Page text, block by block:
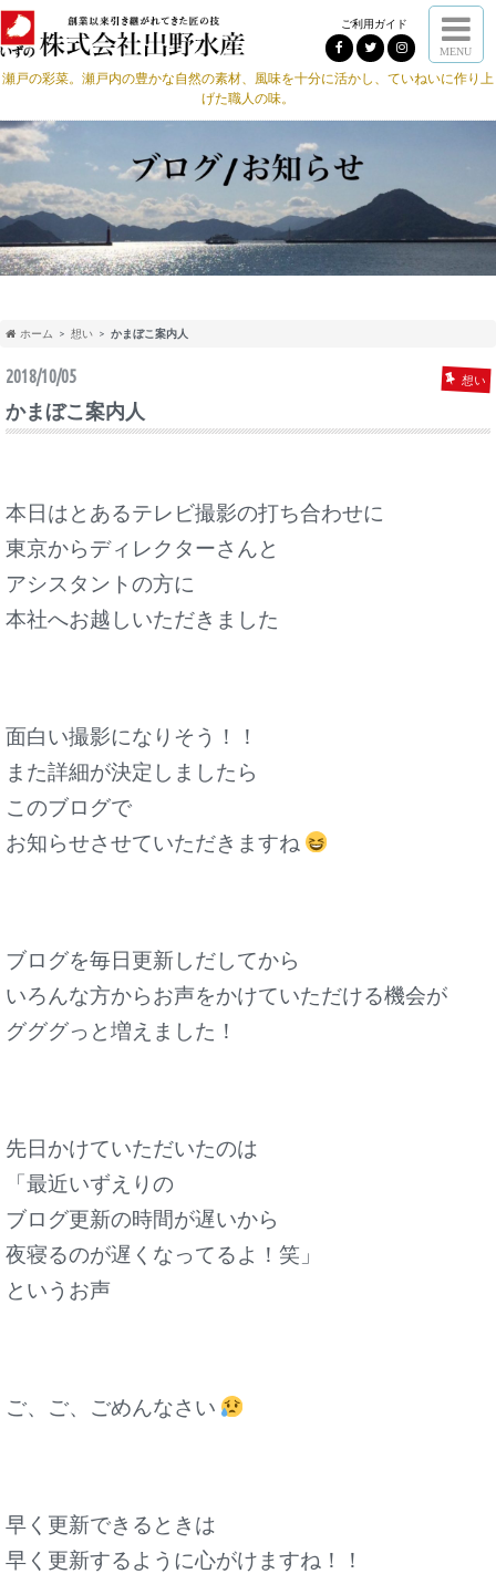
ご利用ガイド
MENU
瀬戸の彩菜。瀬戸内の豊かな自然の素材、風味を十分に活かし、ていねいに作り上
げた職人の味。
ホーム 想い かまぼこ案内人
2018/10/05 想い
かまぼこ案内人
本日はとあるテレビ撮影の打ち合わせに
東京からディレクターさんと
アシスタントの方に
本社へお越しいただきました
面白い撮影になりそう！！
また詳細が決定しましたら
このブログで
お知らせさせていただきますね
ブログを毎日更新しだしてから
いろんな方からお声をかけていただける機会が
グググっと増えました！
先日かけていただいたのは
「最近いずえりの
ブログ更新の時間が遅いから
夜寝るのが遅くなってるよ！笑」
というお声
ご、ご、ごめんなさい
早く更新できるときは
早く更新するように心がけますね！！